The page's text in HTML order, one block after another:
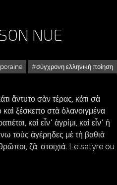
NUE
σύγχρονη ελληνική ποίηση
ἄντυτο σὰν τέρας, κάτι σὰ
καὶ ξέσκεπο στὰ ὀλανοιγμένα
καὶ εἶν᾿ ἀγρίμι, καὶ εἶν᾿ ἡ
τοὺς ἀγέρηδες μὲ τὴ βαθιὰ
ζᾶ, στοιχιά. Le satyre ou